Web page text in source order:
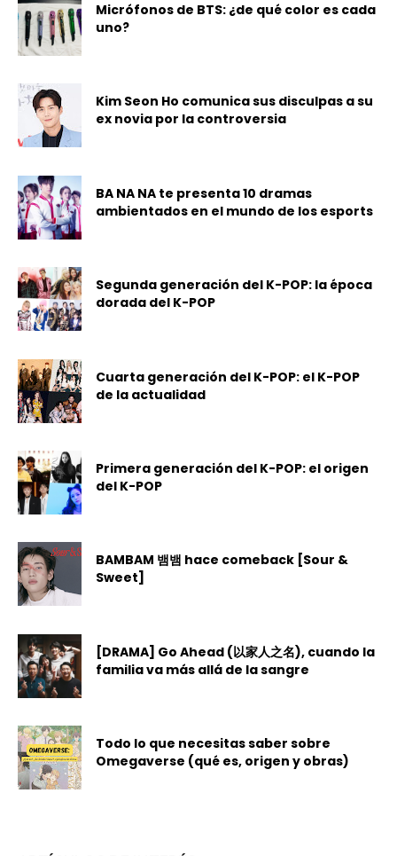
Micrófonos de BTS: ¿de qué color es cada
uno?
Kim Seon Ho comunica sus disculpas a su
ex novia por la controversia
BA NA NA te presenta 10 dramas
ambientados en el mundo de los esports
Segunda generación del K-POP: la época
dorada del K-POP
Cuarta generación del K-POP: el K-POP
de la actualidad
Primera generación del K-POP: el origen
del K-POP
BAMBAM 뱀뱀 hace comeback [Sour &
Sweet]
[DRAMA] Go Ahead (以家人之名), cuando la
familia va más allá de la sangre
Todo lo que necesitas saber sobre
Omegaverse (qué es, origen y obras)